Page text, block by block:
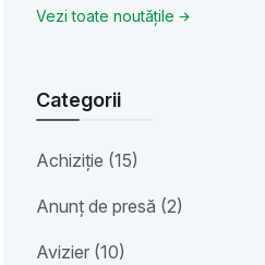
Vezi toate noutățile
Categorii
Achiziție (15)
Anunț de presă (2)
Avizier (10)